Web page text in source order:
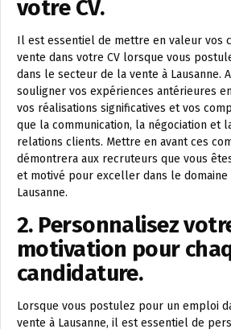
votre CV.
Il est essentiel de mettre en valeur vos
vente dans votre CV lorsque vous
dans le secteur de la vente à Lausanne.
souligner vos expériences antérieures
vos réalisations significatives et vos
que la communication, la négociation et
relations clients. Mettre en avant ces
démontrera aux recruteurs que vous
et motivé pour exceller dans le domaine
Lausanne.
2. Personnalisez
motivation pour
candidature.
Lorsque vous postulez pour un emploi
vente à Lausanne, il est essentiel de